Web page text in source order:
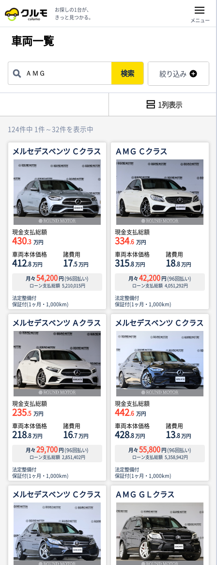
お探しの1台が、
きっと見つかる。
メニュー
車両一覧
検索 絞り込み
124件中 1件～32件を表示中
1列表示
メルセデスベンツ Ｃクラス
現金支払総額
430.3 万円
車両本体価格
412.8万円
諸費用
17.5万円
月々 54,200 円 (96回払い)
ローン支払総額 5,210,015円
法定整備付
保証付(1ヶ月・1,000km)
ＡＭＧ Ｃクラス
現金支払総額
334.6 万円
車両本体価格
315.8万円
諸費用
18.8万円
月々 42,200 円 (96回払い)
ローン支払総額 4,051,292円
法定整備付
保証付(1ヶ月・1,000km)
メルセデスベンツ Ａクラス
現金支払総額
235.5 万円
車両本体価格
218.8万円
諸費用
16.7万円
月々 29,700 円 (96回払い)
ローン支払総額 2,851,402円
法定整備付
保証付(1ヶ月・1,000km)
メルセデスベンツ Ｃクラス
現金支払総額
442.6 万円
車両本体価格
428.8万円
諸費用
13.8万円
月々 55,800 円 (96回払い)
ローン支払総額 5,358,942円
法定整備付
保証付(1ヶ月・1,000km)
メルセデスベンツ Ｃクラス ＡＭＧ ＧＬクラス